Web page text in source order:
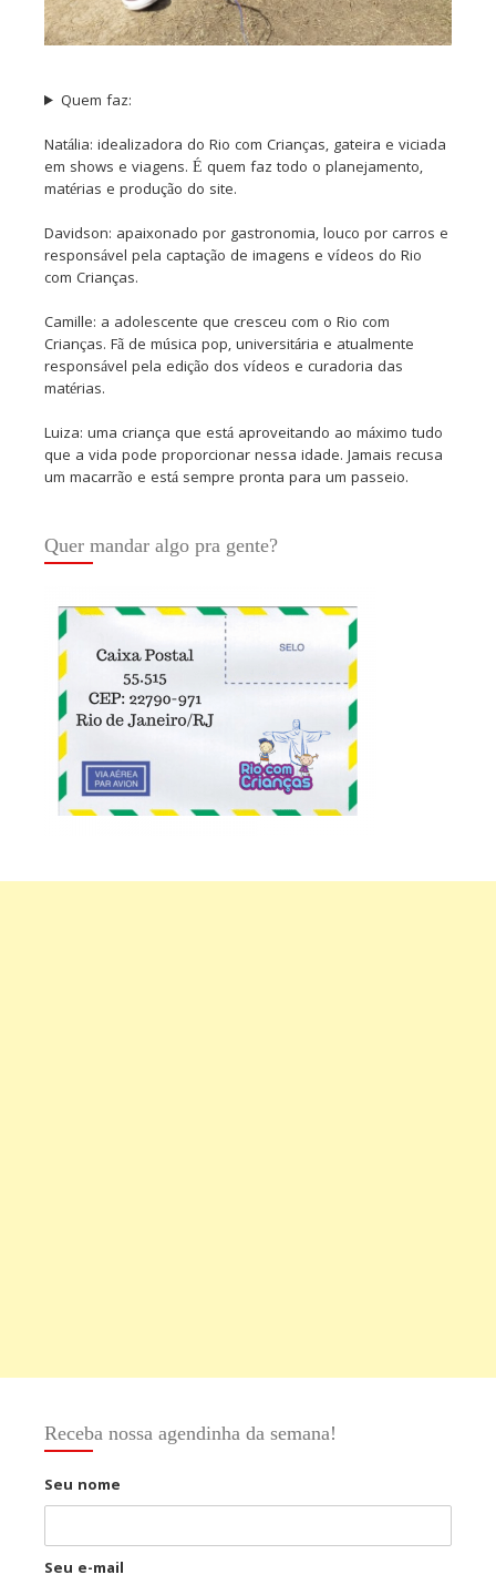
Quem faz:
Natália: idealizadora do Rio com Crianças, gateira e viciada
em shows e viagens. É quem faz todo o planejamento,
matérias e produção do site.
Davidson: apaixonado por gastronomia, louco por carros e
responsável pela captação de imagens e vídeos do Rio
com Crianças.
Camille: a adolescente que cresceu com o Rio com
Crianças. Fã de música pop, universitária e atualmente
responsável pela edição dos vídeos e curadoria das
matérias.
Luiza: uma criança que está aproveitando ao máximo tudo
que a vida pode proporcionar nessa idade. Jamais recusa
um macarrão e está sempre pronta para um passeio.
Quer mandar algo pra gente?
Receba nossa agendinha da semana!
Seu nome
Seu e-mail